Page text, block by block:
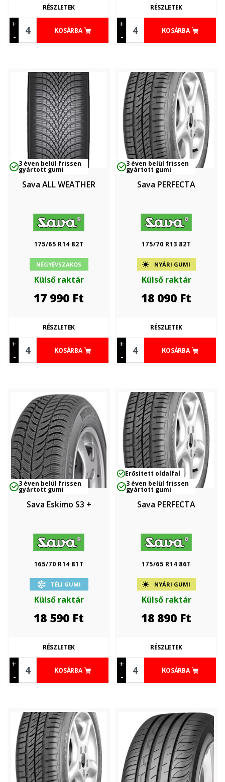
+
-
KOSÁRBA
RÉSZLETEK
+
-
KOSÁRBA
RÉSZLETEK
3 éven belül frissen
gyártott gumi
Sava ALL WEATHER
175/65 R14 82T
NÉGYÉVSZAKOS
Külső raktár
17 990 Ft
+
-
KOSÁRBA
RÉSZLETEK
3 éven belül frissen
gyártott gumi
Sava PERFECTA
175/70 R13 82T
NYÁRI GUMI
Külső raktár
18 090 Ft
+
-
KOSÁRBA
RÉSZLETEK
3 éven belül frissen
gyártott gumi
Sava Eskimo S3 +
165/70 R14 81T
TÉLI GUMI
Külső raktár
18 590 Ft
+
-
KOSÁRBA
RÉSZLETEK
Erősített oldalfal
3 éven belül frissen
gyártott gumi
Sava PERFECTA
175/65 R14 86T
NYÁRI GUMI
Külső raktár
18 890 Ft
+
-
KOSÁRBA
RÉSZLETEK